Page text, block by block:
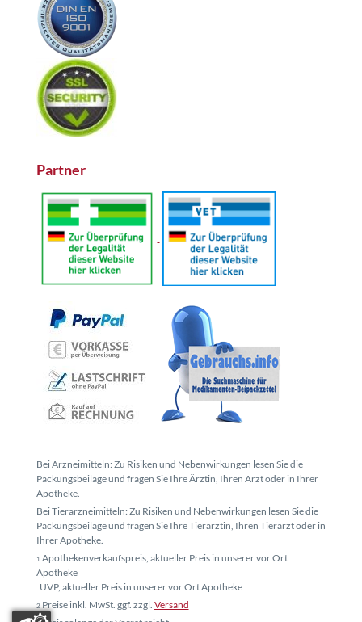
Partner
Bei Arzneimitteln: Zu Risiken und Nebenwirkungen lesen Sie die
Packungsbeilage und fragen Sie Ihre Ärztin, Ihren Arzt oder in Ihrer
Apotheke.
Bei Tierarzneimitteln: Zu Risiken und Nebenwirkungen lesen Sie die
Packungsbeilage und fragen Sie Ihre Tierärztin, Ihren Tierarzt oder in
Ihrer Apotheke.
1 Apothekenverkaufspreis, aktueller Preis in unserer vor Ort
Apotheke
UVP, aktueller Preis in unserer vor Ort Apotheke
2Preise inkl. MwSt. ggf. zzgl. Versand